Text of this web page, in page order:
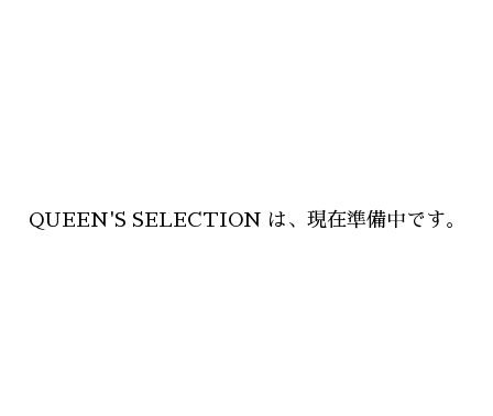
QUEEN'S SELECTION は、現在準備中です。